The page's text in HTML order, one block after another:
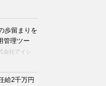
歩留まりを
管理ツー
会社アイシ
給2千万円